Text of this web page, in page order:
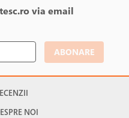
via email
ABONARE
NOI